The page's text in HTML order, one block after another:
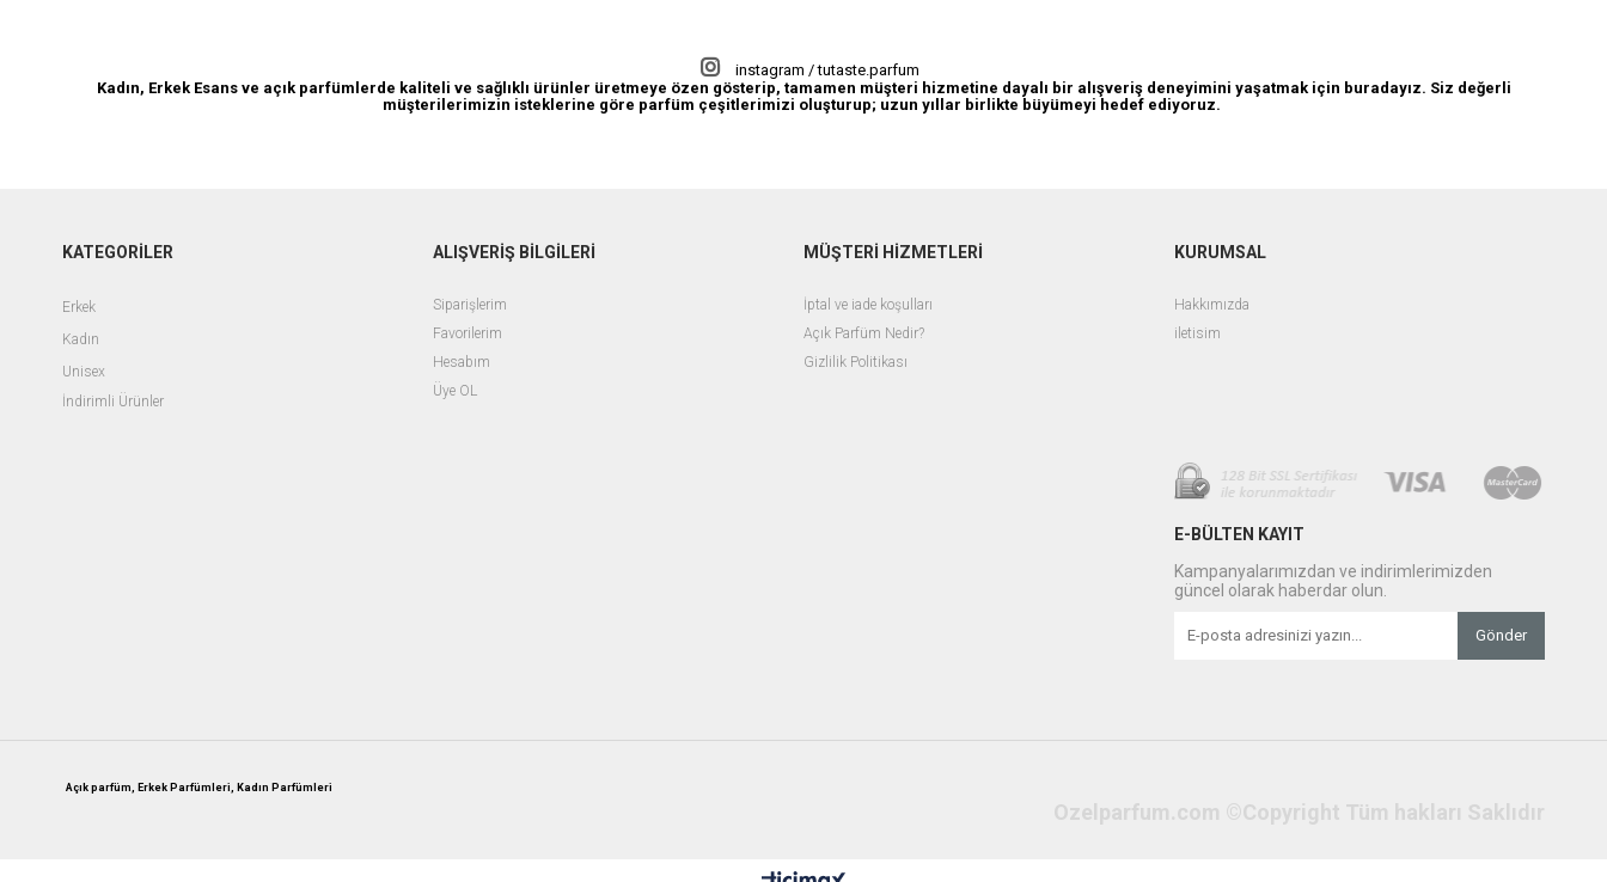
instagram / tutaste.parfum
Kadın, Erkek Esans ve açık parfümlerde kaliteli ve sağlıklı ürünler üretmeye özen gösterip, tamamen müşteri hizmetine dayalı bir alışveriş deneyimini yaşatmak için buradayız. Siz değerli
müşterilerimizin isteklerine göre parfüm çeşitlerimizi oluşturup; uzun yıllar birlikte büyümeyi hedef ediyoruz.
KATEGORİLER
Erkek
Kadın
Unisex
İndirimli Ürünler
ALIŞVERİŞ BİLGİLERİ
Siparişlerim
Favorilerim
Hesabım
Üye OL
MÜŞTERİ HİZMETLERİ
İptal ve iade koşulları
Açık Parfüm Nedir?
Gizlilik Politikası
KURUMSAL
Hakkımızda
iletisim
E-BÜLTEN KAYIT
Kampanyalarımızdan ve indirimlerimizden
güncel olarak haberdar olun.
Gönder
Ozelparfum.com ©Copyright Tüm hakları Saklıdır
Açık parfüm, Erkek Parfümleri, Kadın Parfümleri